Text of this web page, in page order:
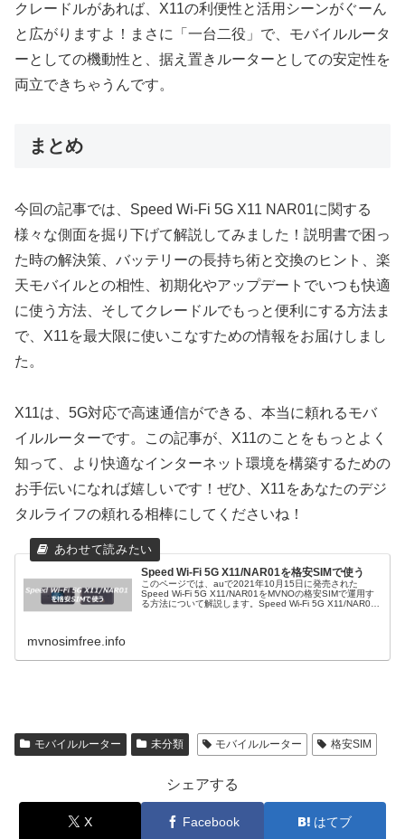
クレードルがあれば、X11の利便性と活用シーンがぐーん
と広がりますよ！まさに「一台二役」で、モバイルルータ
ーとしての機動性と、据え置きルーターとしての安定性を
両立できちゃうんです。
まとめ
今回の記事では、Speed Wi-Fi 5G X11 NAR01に関する
様々な側面を掘り下げて解説してみました！説明書で困っ
た時の解決策、バッテリーの長持ち術と交換のヒント、楽
天モバイルとの相性、初期化やアップデートでいつも快適
に使う方法、そしてクレードルでもっと便利にする方法ま
で、X11を最大限に使いこなすための情報をお届けしまし
た。
X11は、5G対応で高速通信ができる、本当に頼れるモバ
イルルーターです。この記事が、X11のことをもっとよく
知って、より快適なインターネット環境を構築するための
お手伝いになれば嬉しいです！ぜひ、X11をあなたのデジ
タルライフの頼れる相棒にしてくださいね！
Speed Wi-Fi 5G X11/NAR01を格安SIMで使う
このページでは、auで2021年10月15日に発売された
Speed Wi-Fi 5G X11/NAR01をMVNOの格安SIMで運用す
る方法について解説します。Speed Wi-Fi 5G X11/NAR01
mvnosimfree.info
モバイルルーター 未分類 モバイルルーター 格安SIM
シェアする
X Facebook はてブ